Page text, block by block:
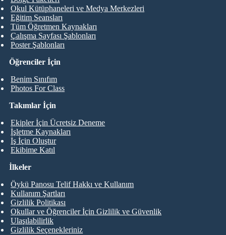
Öğrenciler İçin
Benim Sınıfım
Photos For Class
Okul Kütüphaneleri ve Medya Merkezleri
Eğitim Seansları
Tüm Öğretmen Kaynakları
Çalışma Sayfası Şablonları
Poster Şablonları
Takımlar İçin
Ekipler İçin Ücretsiz Deneme
İşletme Kaynakları
İş İçin Oluştur
Ekibime Katıl
İlkeler
Öykü Panosu Telif Hakkı ve Kullanım
Kullanım Şartları
Gizlilik Politikası
Okullar ve Öğrenciler İçin Gizlilik ve Güvenlik
Ulaşılabilirlik
Gizlilik Seçenekleriniz